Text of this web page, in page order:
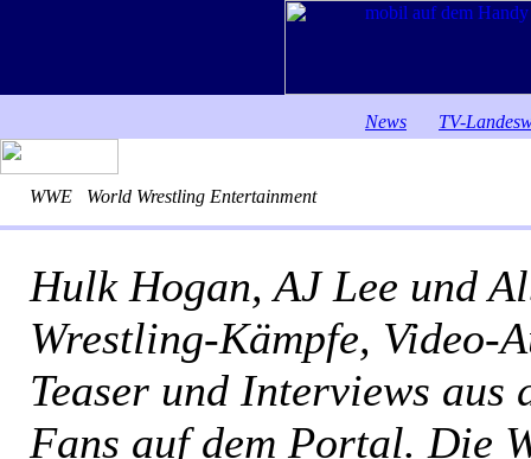
News TV-
WWE World Wrestling Entertainment
Hulk Hogan, AJ Lee und
Wrestling-Kämpfe, Video-
Teaser und Interviews
Fans auf dem Portal. Die